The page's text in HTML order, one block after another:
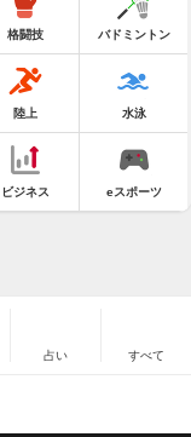
格闘技 バドミントン
陸上 水泳
ビジネス eスポーツ
占い すべて